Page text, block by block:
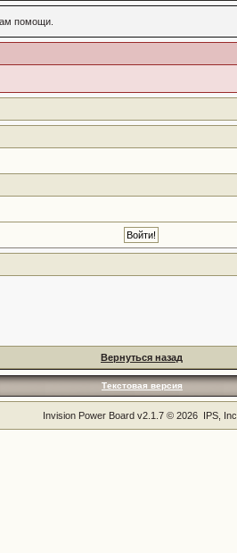
помощи.
Вернуться назад
Текстовая версия
Invision Power Board v2.1.7 © 2026 IPS, Inc.